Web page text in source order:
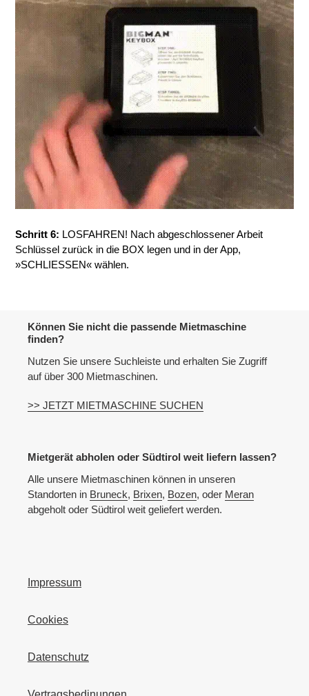
Schritt 6: LOSFAHREN! Nach abgeschlossener Arbeit
Schlüssel zurück in die BOX legen und in der App,
»SCHLIESSEN« wählen.
Können Sie nicht die passende Mietmaschine
finden?
Nutzen Sie unsere Suchleiste und erhalten Sie Zugriff
auf über 300 Mietmaschinen.
>> JETZT MIETMASCHINE SUCHEN
Mietgerät abholen oder Südtirol weit liefern lassen?
Alle unsere Mietmaschinen können in unseren
Standorten in Bruneck, Brixen, Bozen, oder Meran
abgeholt oder Südtirol weit geliefert werden.
Impressum
Cookies
Datenschutz